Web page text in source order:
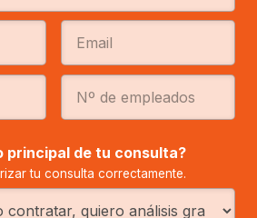
principal de tu consulta?
tu consulta correctamente.